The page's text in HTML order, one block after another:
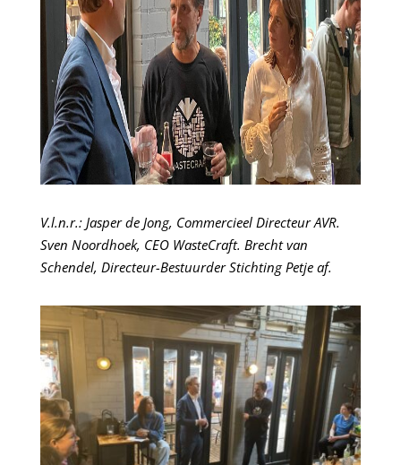
V.l.n.r.: Jasper de Jong, Commercieel Directeur AVR.
Sven Noordhoek, CEO WasteCraft. Brecht van
Schendel, Directeur-Bestuurder Stichting Petje af.